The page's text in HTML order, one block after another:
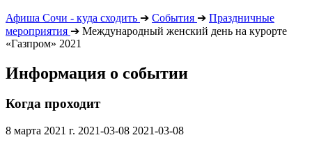
Афиша Сочи - куда сходить ➔ События ➔ Праздничные
мероприятия ➔ Международный женский день на курорте
«Газпром» 2021
Информация о событии
Когда проходит
8 марта 2021 г. 2021-03-08 2021-03-08